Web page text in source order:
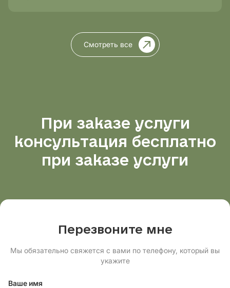
Смотреть все
При заказе услуги
консультация бесплатно
при заказе услуги
Перезвоните мне
Мы обязательно свяжется с вами по телефону, который вы
укажите
Ваше имя